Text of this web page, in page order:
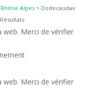
Alpes> Dodecaudax
Merci de vérifier
Merci de vérifier